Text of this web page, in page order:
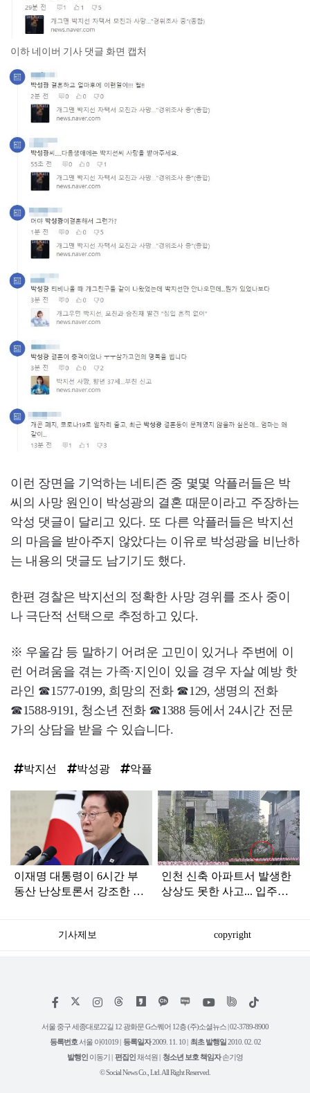
이하 네이버 기사 댓글 화면 캡처
이런 장면을 기억하는 네티즌 중 몇몇 악플러들은 박
씨의 사망 원인이 박성광의 결혼 때문이라고 주장하는
악성 댓글이 달리고 있다. 또 다른 악플러들은 박지선
의 마음을 받아주지 않았다는 이유로 박성광을 비난하
는 내용의 댓글도 남기기도 했다.
한편 경찰은 박지선의 정확한 사망 경위를 조사 중이
나 극단적 선택으로 추정하고 있다.
※ 우울감 등 말하기 어려운 고민이 있거나 주변에 이
런 어려움을 겪는 가족·지인이 있을 경우 자살 예방 핫
라인 ☎1577-0199, 희망의 전화 ☎129, 생명의 전화
☎1588-9191, 청소년 전화 ☎1388 등에서 24시간 전문
가의 상담을 받을 수 있습니다.
박지선 박성광 악플
이재명 대통령이 6시간 부
동산 난상토론서 강조한 내
인천 신축 아파트서 발생한
상상도 못한 사고... 입주민
기사제보 copyright
페
스
인
타
램
위
트
유
튜
틱
서울 중구 세종대로22길 12 광화문 G스퀘어 12층 (주)소셜뉴스 | 02-3789-8900
등록번호 서울 아01019 | 등록일자2009. 11. 10 | 최초 발행일 2010. 02. 02
발행인 이동기 | 편집인 채석원 | 청소년 보호 책임자손기영
© Social News Co., Ltd. All Right Reserved.